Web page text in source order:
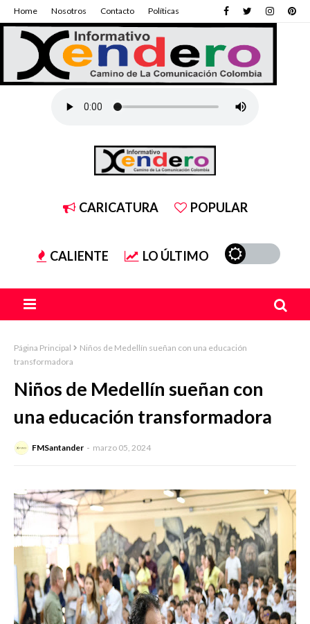
Home Nosotros Contacto Políticas
CARICATURA POPULAR
CALIENTE LO ÚLTIMO
Página Principal
Niños de Medellín sueñan con una educación
transformadora
Niños de Medellín sueñan con
una educación transformadora
FMSantander marzo 05, 2024